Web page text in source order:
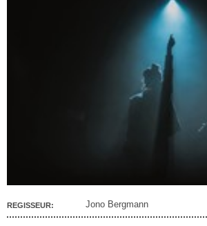
REGISSEUR: Jono Bergmann